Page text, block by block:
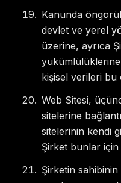
Kanunda
devlet ve yerel
üzerine, ayrıca
kişisel verileri bu
Web Sitesi,
sitelerine
sitelerinin kendi
Şirket bunlar
Şirketin